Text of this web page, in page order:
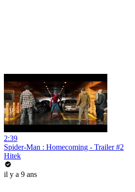
2:39
Spider-Man : Homecoming - Trailer #2
Hitek
il y a 9 ans